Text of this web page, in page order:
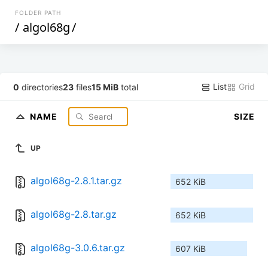
FOLDER PATH
/ algol68g/
0 directories23 files15 MiB total List Grid
NAME SIZE
UP
algol68g-2.8.1.tar.gz 652 KiB
algol68g-2.8.tar.gz 652 KiB
algol68g-3.0.6.tar.gz 607 KiB